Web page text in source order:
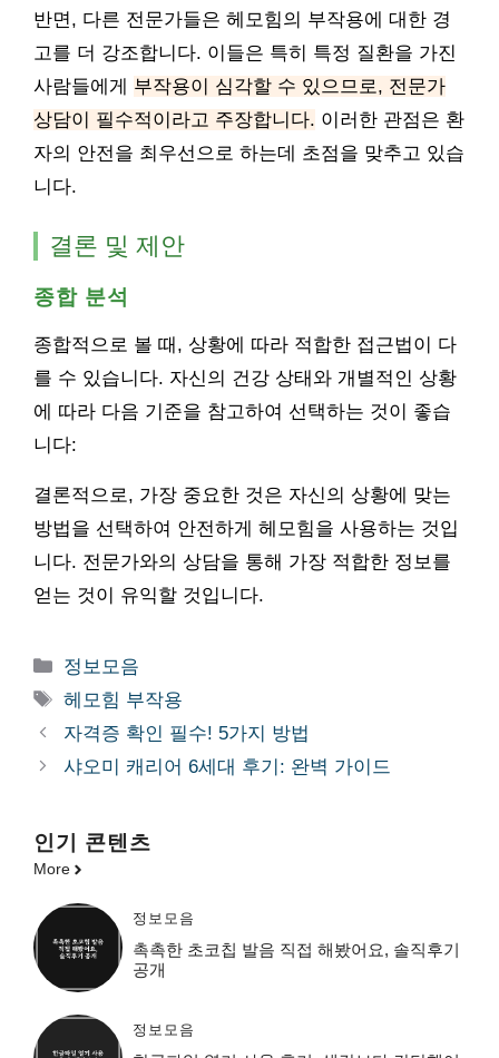
반면, 다른 전문가들은 헤모힘의 부작용에 대한 경
고를 더 강조합니다. 이들은 특히 특정 질환을 가진
사람들에게 부작용이 심각할 수 있으므로, 전문가
상담이 필수적이라고 주장합니다. 이러한 관점은 환
자의 안전을 최우선으로 하는데 초점을 맞추고 있습
니다.
결론 및 제안
종합 분석
종합적으로 볼 때, 상황에 따라 적합한 접근법이 다
를 수 있습니다. 자신의 건강 상태와 개별적인 상황
에 따라 다음 기준을 참고하여 선택하는 것이 좋습
니다:
결론적으로, 가장 중요한 것은 자신의 상황에 맞는
방법을 선택하여 안전하게 헤모힘을 사용하는 것입
니다. 전문가와의 상담을 통해 가장 적합한 정보를
얻는 것이 유익할 것입니다.
카
테
리
정보모음
태
그
헤모힘 부작용
자격증 확인 필수! 5가지 방법
샤오미 캐리어 6세대 후기: 완벽 가이드
인기 콘텐츠
More
정보모음
촉촉한 초코칩 발음 직접 해봤어요, 솔직후기
공개
정보모음